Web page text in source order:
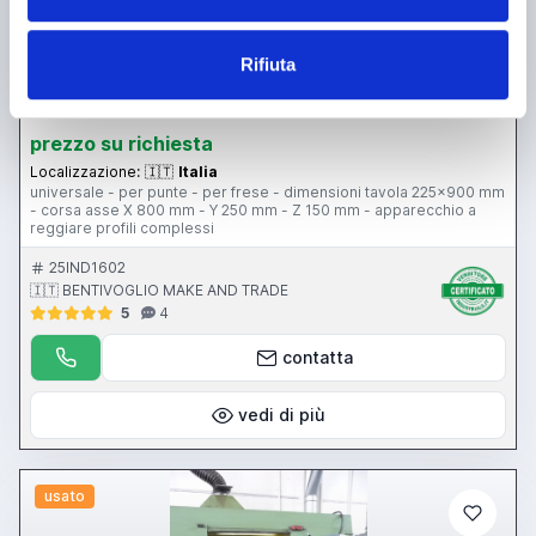
Rifiuta
Affilatrici Per frese
prezzo su richiesta
Localizzazione: 🇮🇹 Italia
universale - per punte - per frese - dimensioni tavola 225x900 mm
- corsa asse X 800 mm - Y 250 mm - Z 150 mm - apparecchio a
reggiare profili complessi
25IND1602
🇮🇹 BENTIVOGLIO MAKE AND TRADE
5
4
contatta
vedi di più
usato